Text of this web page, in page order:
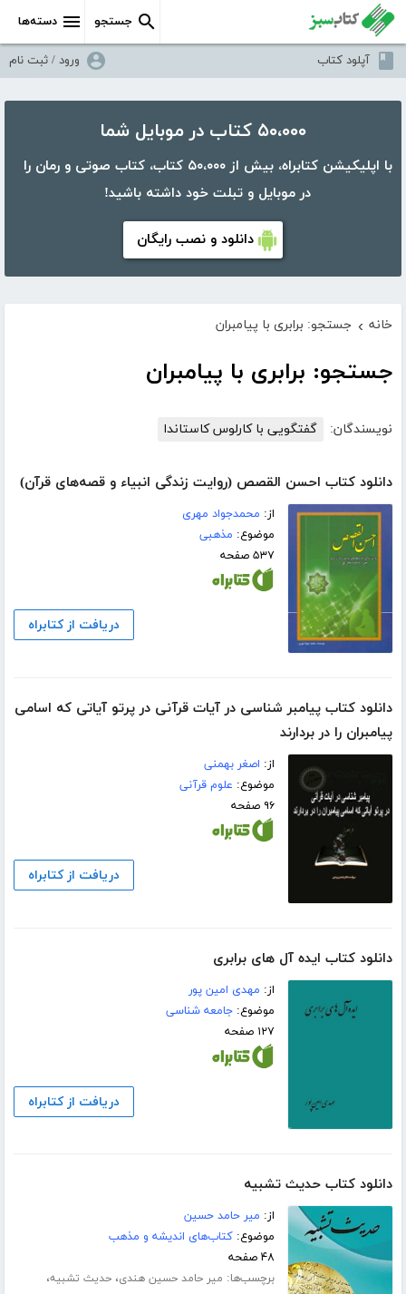
دسته‌ها جستجو
آپلود کتاب ورود / ثبت نام
۵۰،۰۰۰ کتاب در موبایل شما
با اپلیکیشن کتابراه، بیش از ۵۰،۰۰۰ کتاب، کتاب صوتی و رمان را
در موبایل و تبلت خود داشته باشید!
دانلود و نصب رایگان
خانه › جستجو: برابری با پیامبران
جستجو: برابری با پیامبران
نویسندگان: گفتگویی با کارلوس کاستاندا
دانلود کتاب احسن القصص (روایت زندگی انبیاء و قصه‌های قرآن)
از: محمدجواد مهری
موضوع: مذهبی
۵۳۷ صفحه
دریافت از کتابراه
دانلود کتاب پیامبر شناسی در آیات قرآنی در پرتو آیاتی که اسامی
پیامبران را در بردارند
از: اصغر بهمنی
موضوع: علوم قرآنی
۹۶ صفحه
دریافت از کتابراه
دانلود کتاب ایده آل های برابری
از: مهدی امین پور
موضوع:جامعه شناسی
۱۲۷ صفحه
دریافت از کتابراه
دانلود کتاب حدیث تشبیه
از: میر حامد حسین
موضوع:کتاب‌های اندیشه و مذهب
۴۸ صفحه
برچسب‌ها: میر حامد حسین هندی،حدیث تشبیه،